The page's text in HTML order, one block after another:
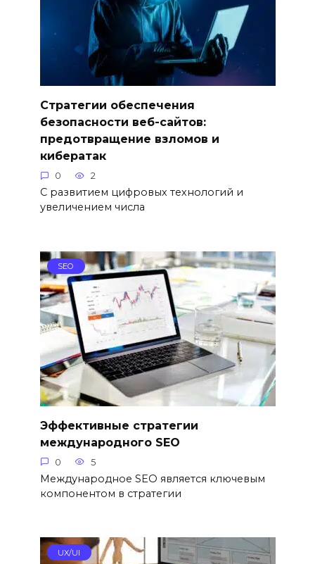
Стратегии обеспечения
безопасности веб-сайтов:
предотвращение взломов и
кибератак
0 2
С развитием цифровых технологий и
увеличением числа
SEO
Эффективные стратегии
международного SEO
0 5
Международное SEO является ключевым
компонентом в стратегии
UX/UI